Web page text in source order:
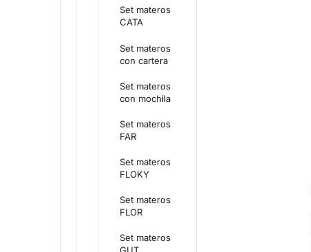
Set materos
CATA
Set materos
con cartera
Set materos
con mochila
Set materos
FAR
Set materos
FLOKY
Set materos
FLOR
Set materos